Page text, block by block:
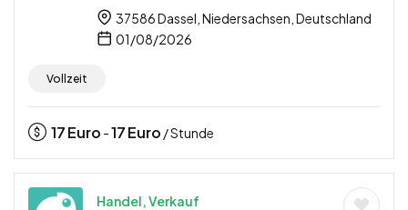
37586 Dassel, Niedersachsen, Deutschland
01/08/2026
Vollzeit
17Euro -17Euro / Stunde
Handel, Verkauf